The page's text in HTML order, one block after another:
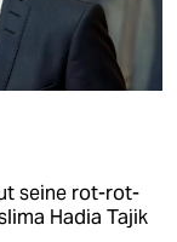
seine rot-rot-
Hadia Tajik